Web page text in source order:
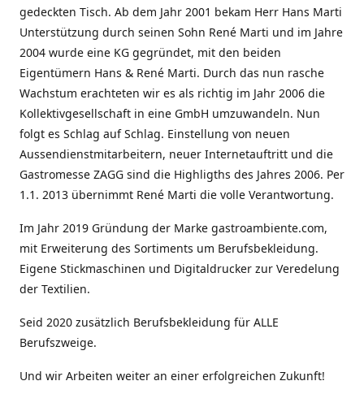
gedeckten Tisch. Ab dem Jahr 2001 bekam Herr Hans Marti
Unterstützung durch seinen Sohn René Marti und im Jahre
2004 wurde eine KG gegründet, mit den beiden
Eigentümern Hans & René Marti. Durch das nun rasche
Wachstum erachteten wir es als richtig im Jahr 2006 die
Kollektivgesellschaft in eine GmbH umzuwandeln. Nun
folgt es Schlag auf Schlag. Einstellung von neuen
Aussendienstmitarbeitern, neuer Internetauftritt und die
Gastromesse ZAGG sind die Highligths des Jahres 2006. Per
1.1. 2013 übernimmt René Marti die volle Verantwortung.
Im Jahr 2019 Gründung der Marke gastroambiente.com,
mit Erweiterung des Sortiments um Berufsbekleidung.
Eigene Stickmaschinen und Digitaldrucker zur Veredelung
der Textilien.
Seid 2020 zusätzlich Berufsbekleidung für ALLE
Berufszweige.
Und wir Arbeiten weiter an einer erfolgreichen Zukunft!